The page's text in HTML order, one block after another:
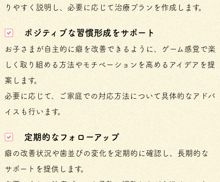
りやすく説明し、必要に応じて治療プランを作成します。
ポジティブな習慣形成をサポート
お子さまが自主的に癖を改善できるように、ゲーム感覚で楽
しく取り組める方法やモチベーションを高めるアイデアを提
案します。
必要に応じて、ご家庭での対応方法について具体的なアドバ
イスも行います。
定期的なフォローアップ
癖の改善状況や歯並びの変化を定期的に確認し、長期的な
サポートを提供します。